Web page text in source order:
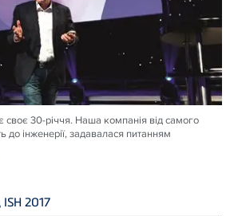
своє 30-річчя. Наша компанія від самого
до інженерії, задавалася питанням
2017